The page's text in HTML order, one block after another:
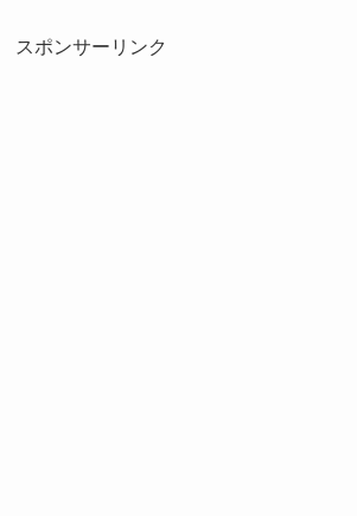
スポンサーリンク